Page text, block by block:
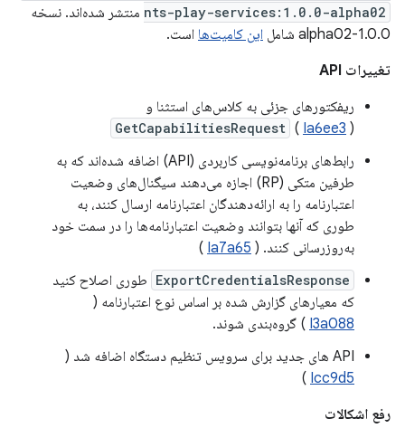
nts-play-services:1.0.0-alpha02 منتشر شده‌اند. نسخه
1.0.0-alpha02 شامل
این کامیت‌ها است.
تغییرات API
ریفکتورهای جزئی به کلاس‌های استثنا و
GetCapabilitiesRequest ( Ia6ee3 )
رابط‌های برنامه‌نویسی کاربردی (API) اضافه شده‌اند که به
طرفین متکی (RP) اجازه می‌دهند سیگنال‌های وضعیت
اعتبارنامه را به ارائه‌دهندگان اعتبارنامه ارسال کنند، به
طوری که آنها بتوانند وضعیت اعتبارنامه‌ها را در سمت خود
به‌روزرسانی کنند. ( Ia7a65
)
ExportCredentialsResponse طوری اصلاح کنید
که معیارهای گزارش شده بر اساس نوع اعتبارنامه (
I3a088 ) گروه‌بندی شوند.
API های جدید برای سرویس تنظیم دستگاه اضافه شد (
Icc9d5
)
رفع اشکالات